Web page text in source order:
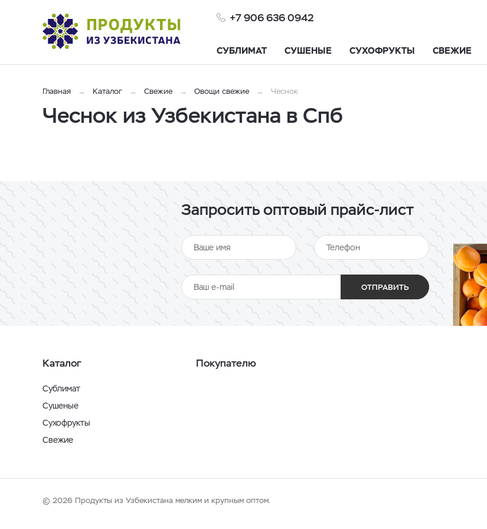
+7 906 636 0942
СУБЛИМАТ СУШЕНЫЕ СУХОФРУКТЫ СВЕЖИЕ
Главная Каталог Свежие Овощи свежие Чеснок
Чеснок из Узбекистана в Спб
Запросить оптовый прайс-лист
ОТПРАВИТЬ
Каталог
Сублимат
Сушеные
Сухофрукты
Свежие
Покупателю
© 2026 Продукты из Узбекистана мелким и крупным оптом.